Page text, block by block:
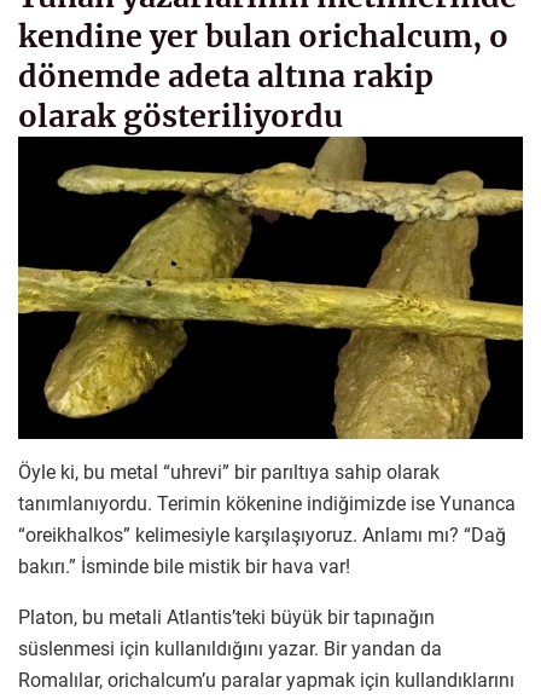
kendine yer bulan orichalcum, o
dönemde adeta altına rakip
olarak gösteriliyordu
Öyle ki, bu metal “uhrevi” bir parıltıya sahip olarak
tanımlanıyordu. Terimin kökenine indiğimizde ise Yunanca
“oreikhalkos” kelimesiyle karşılaşıyoruz. Anlamı mı? “Dağ
bakırı.” İsminde bile mistik bir hava var!
Platon, bu metali Atlantis’teki büyük bir tapınağın
süslenmesi için kullanıldığını yazar. Bir yandan da
Romalılar, orichalcum’u paralar yapmak için kullandıklarını